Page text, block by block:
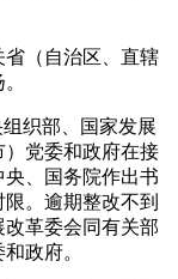
（自治区、直辖
织部、国家发展
党委和政府在接
、国务院作出书
。逾期整改不到
革委会同有关部
政府。